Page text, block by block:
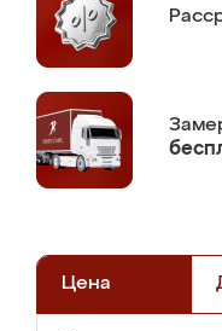
Цена